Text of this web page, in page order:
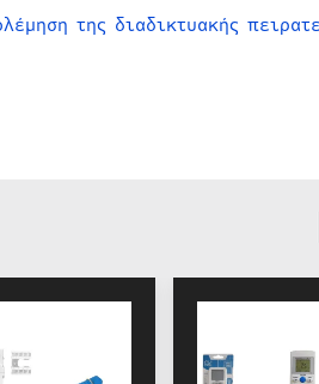
της διαδικτυακής